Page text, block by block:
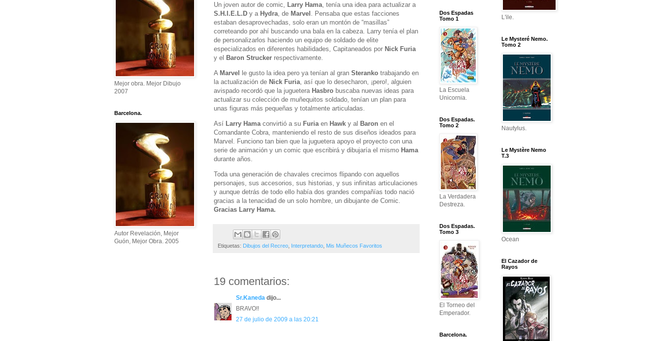
Un joven autor de comic, Larry Hama , tenía una idea para actualizar a
S.H.I.E.L.D y a Hydra , de Marvel . Pensaba que estas facciones
estaban desaprovechadas, solo eran un montón de “masillas”
correteando por ahí buscando una bala en la cabeza. Larry tenía el plan
de personalizarlos haciendo un equipo de soldado de elite
especializados en diferentes habilidades, Capitaneados por Nick Furia
y el Baron Strucker respectivamente.
A Marvel le gusto la idea pero ya tenían al gran Steranko trabajando en
la actualización de Nick Furia así que lo desecharon, ¡pero!, alguien
avispado recordó que la juguetera Hasbro buscaba nuevas ideas para
actualizar su colección de muñequitos soldado, tenían un plan para
unas figuras más pequeñas y totalmente articuladas.
Así Larry Hamaconvirtió a su Furiaen Hawk y al Baron en el
Comandante Cobra, manteniendo el resto de sus diseños ideados para
Marvel. Funciono tan bien que la juguetera apoyo el proyecto con una
serie de animación y un comic que escribirá y dibujaría el mismo Hama
durante años.
Toda una generación de chavales crecimos flipando con aquellos
personajes, sus accesorios, sus historias, y sus infinitas articulaciones
y aunque detrás de todo ello había dos grandes compañías todo nació
gracias a la tenacidad de un solo hombre, un dibujante de Comic.
Gracias Larry Hama.
Etiquetas: Dibujos del Recreo Interpretando Mis Muñecos Favoritos
19 comentarios:
Sr.Kaneda dijo...
BRAVO!!
27 de julio de 2009 a las 20:21
Mejor obra. Mejor Dibujo
2007
Barcelona.
Autor Revelación, Mejor
Guón, Mejor Obra. 2005
Dos Espadas
Tomo 1
La Escuela
Unicornia.
Dos Espadas.
Tomo 2
La Verdadera
Destreza.
Dos Espadas.
Tomo 3
El Torneo del
Emperador.
Barcelona.
L'ile.
Le Mysteré Nemo.
Tomo 2
Nautylus.
Le Mystère Nemo
T.3
Ocean
El Cazador de
Rayos